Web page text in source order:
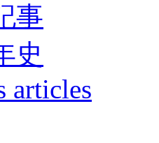
事
史
articles